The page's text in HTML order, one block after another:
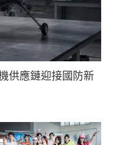
供應鏈迎接國防新